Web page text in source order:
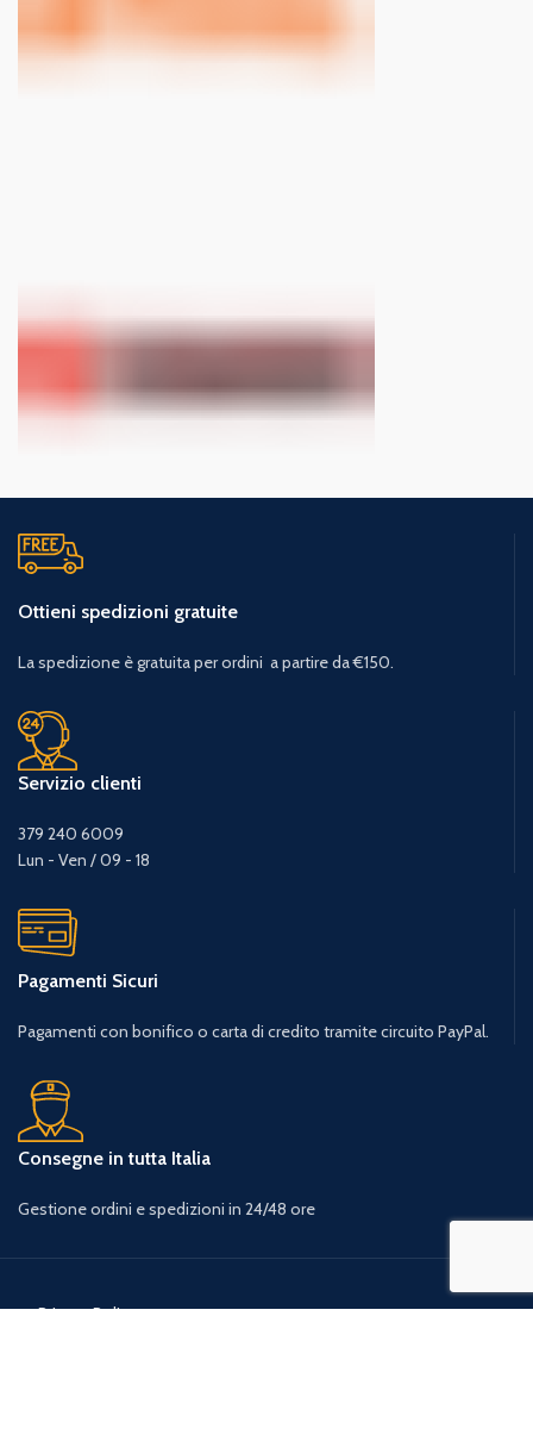
Ottieni spedizioni gratuite
La spedizione è gratuita per ordini a partire da €150.
Servizio clienti
379 240 6009
Lun - Ven / 09 - 18
Pagamenti Sicuri
Pagamenti con bonifico o carta di credito tramite circuito PayPal.
Consegne in tutta Italia
Gestione ordini e spedizioni in 24/48 ore
Privacy Policy